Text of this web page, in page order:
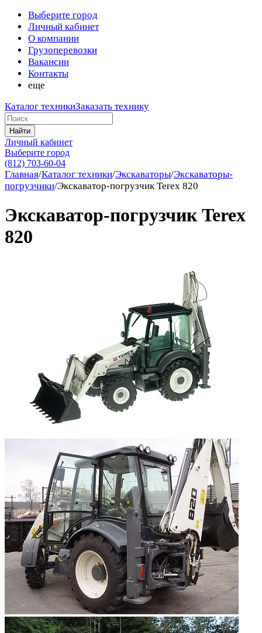
Выберите город
Личный кабинет
О компании
Грузоперевозки
Вакансии
Контакты
еще
Каталог техникиЗаказать технику
Найти
Личный кабинет
Выберите город
(812) 703-60-04
Главная/Каталог техники/Экскаваторы/Экскаваторы-
погрузчики/Экскаватор-погрузчик Terex 820
Экскаватор-погрузчик Terex
820